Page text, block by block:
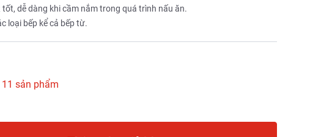
dễ dàng khi cầm nắm trong quá trình nấu ăn.
loại bếp kể cả bếp từ.
11 sản phẩm